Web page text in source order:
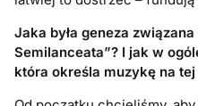
Jaka była geneza
Semilanceata”? I jak w
która określa muzykę na tej